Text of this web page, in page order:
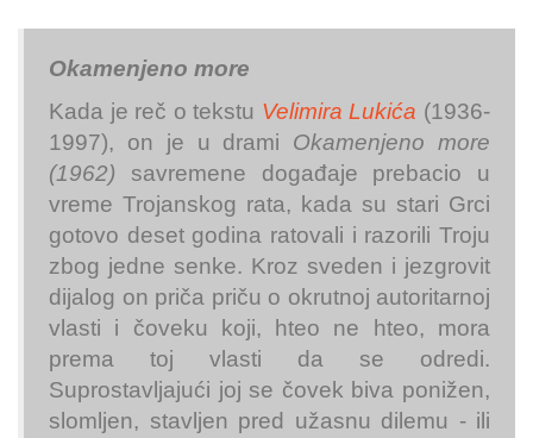
Okamenjeno more
Kada je reč o tekstu Velimira Lukića (1936-
1997), on je u drami Okamenjeno more
(1962) savremene događaje prebacio u
vreme Trojanskog rata, kada su stari Grci
gotovo deset godina ratovali i razorili Troju
zbog jedne senke. Kroz sveden i jezgrovit
dijalog on priča priču o okrutnoj autoritarnoj
vlasti i čoveku koji, hteo ne hteo, mora
prema toj vlasti da se odredi.
Suprostavljajući joj se čovek biva ponižen,
slomljen, stavljen pred užasnu dilemu - ili